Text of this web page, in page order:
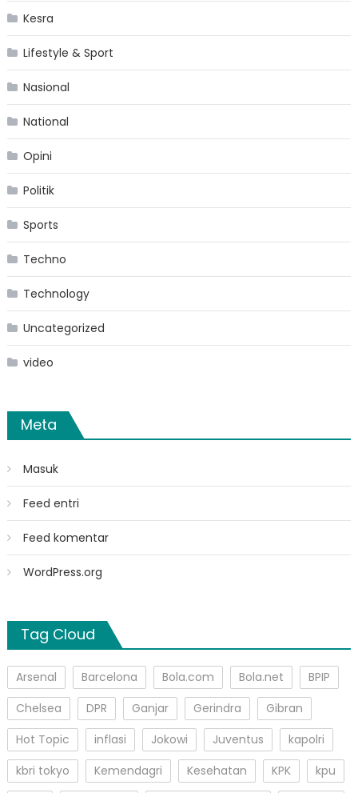
Kesra
Lifestyle & Sport
Nasional
National
Opini
Politik
Sports
Techno
Technology
Uncategorized
video
Meta
Masuk
Feed entri
Feed komentar
WordPress.org
Tag Cloud
Arsenal Barcelona Bola.com Bola.net
BPIP
Chelsea
DPR Ganjar Gerindra
Gibran
Hot Topic
inflasi Jokowi Juventus
kapolri
kbri tokyo
Kemendagri Kesehatan KPK
kpu